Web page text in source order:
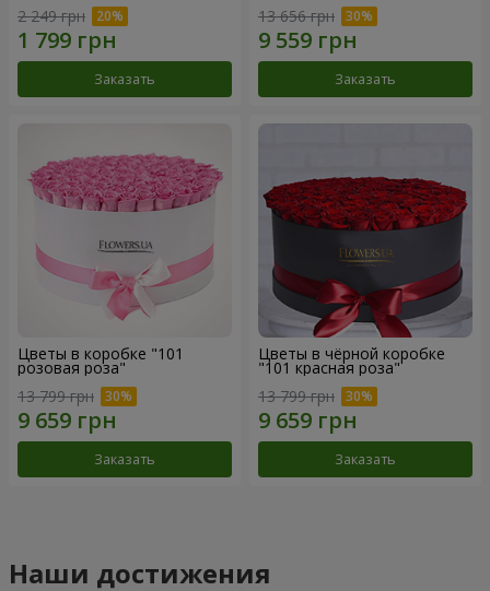
2 249 грн
Заказать
13 656 грн
Заказать
Цветы в коробке "101
розовая роза"
13 799 грн
Заказать
Цветы в чёрной коробке
"101 красная роза"
13 799 грн
Заказать
Наши достижения